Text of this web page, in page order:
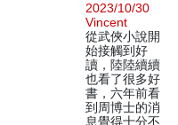
2023/10/30
Vincent
從武俠小說開
始接觸到好
讀，陸陸續續
也看了很多好
書，六年前看
到周博士的消
息覺得十分不